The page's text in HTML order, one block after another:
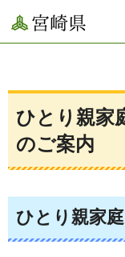
宮崎県
ひとり親家
のご案内
ひとり親家